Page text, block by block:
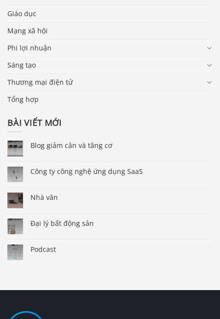
Giáo dục
Mạng xã hội
Phi lợi nhuận
Sáng tạo
Thương mại điện tử
Tổng hợp
BÀI VIẾT MỚI
Blog giảm cân và tăng cơ
Công ty công nghệ ứng dụng SaaS
Nhà văn
Đại lý bất động sản
Podcast